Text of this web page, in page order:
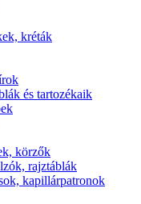
kréták
és tartozékaik
körzők
rajztáblák
kapillárpatronok